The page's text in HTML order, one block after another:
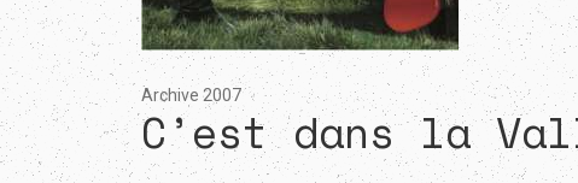
Archive 2007
C’est dans la